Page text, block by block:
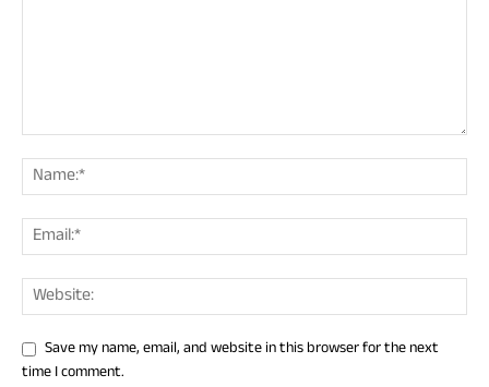
Save my name, email, and website in this browser for the next
time I comment.